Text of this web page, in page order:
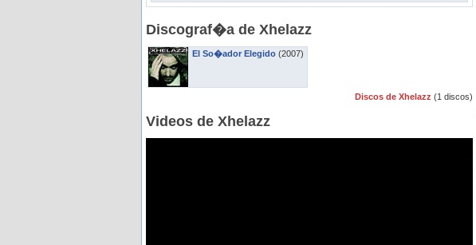
Discograf�a de Xhelazz
El So�ador Elegido (2007)
Discos de Xhelazz (1 discos)
Videos de Xhelazz